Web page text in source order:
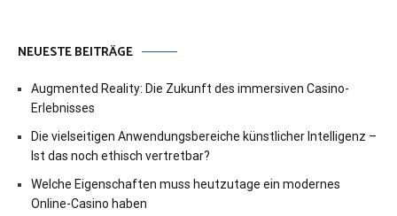
NEUESTE BEITRÄGE
Augmented Reality: Die Zukunft des immersiven Casino-
Erlebnisses
Die vielseitigen Anwendungsbereiche künstlicher Intelligenz –
Ist das noch ethisch vertretbar?
Welche Eigenschaften muss heutzutage ein modernes
Online-Casino haben